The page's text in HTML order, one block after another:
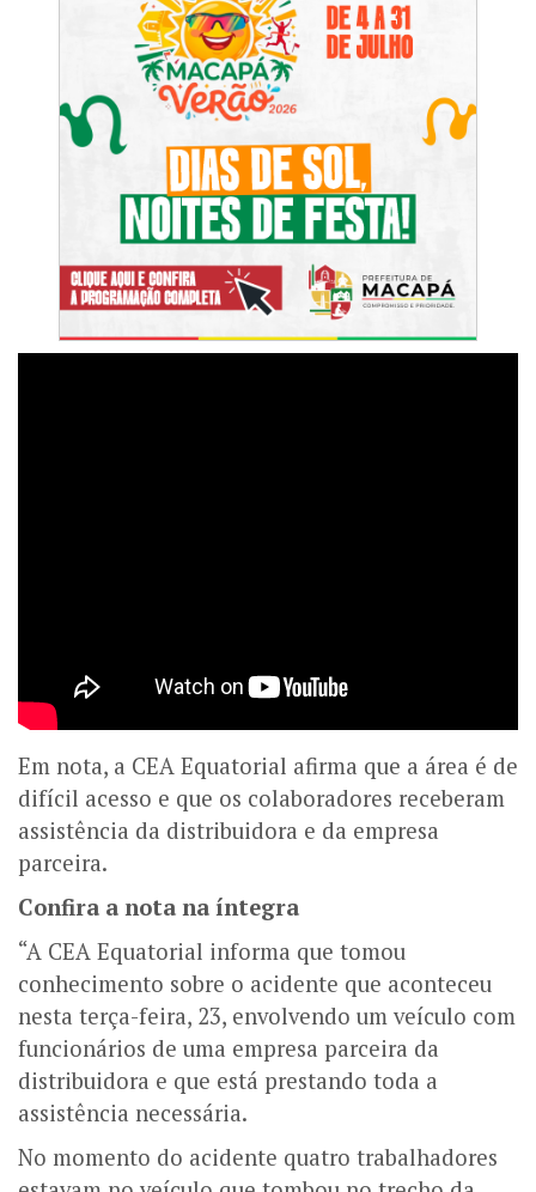
Em nota, a CEA Equatorial afirma que a área é de
difícil acesso e que os colaboradores receberam
assistência da distribuidora e da empresa
parceira.
Confira a nota na íntegra
“A CEA Equatorial informa que tomou
conhecimento sobre o acidente que aconteceu
nesta terça-feira, 23, envolvendo um veículo com
funcionários de uma empresa parceira da
distribuidora e que está prestando toda a
assistência necessária.
No momento do acidente quatro trabalhadores